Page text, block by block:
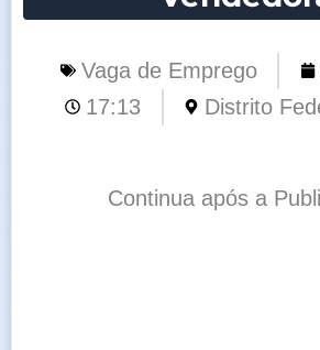
Vaga de Emprego
17:13
Distrito
Continua após a